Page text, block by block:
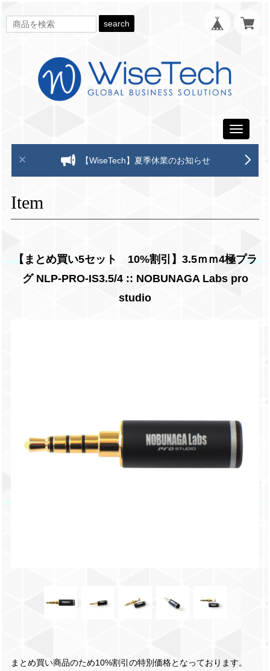
search
Toggle
【WiseTech】夏季休業のお知らせ
Item
【まとめ買い5セット 10%割引】3.5ｍｍ4極プラ
グ NLP-PRO-IS3.5/4 :: NOBUNAGA Labs pro
studio
まとめ買い商品のため10%割引の特別価格となっております。